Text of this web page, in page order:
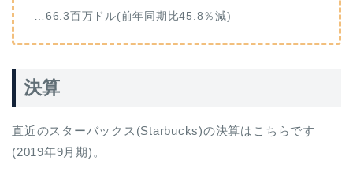
…66.3百万ドル(前年同期比45.8％減)
決算
直近のスターバックス(Starbucks)の決算はこちらです
(2019年9月期)。